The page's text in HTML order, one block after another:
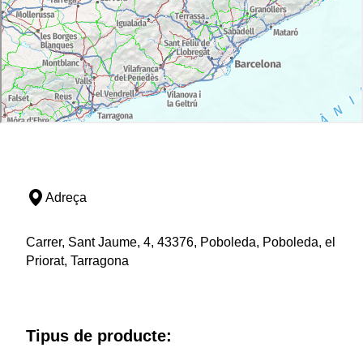
Adreça
Carrer, Sant Jaume, 4, 43376, Poboleda, Poboleda, el
Priorat, Tarragona
Tipus de producte: